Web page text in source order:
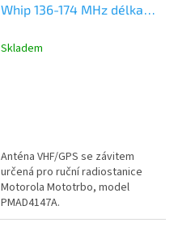
Whip 136-174 MHz délka
R5, R2
Skladem
Anténa VHF/GPS se závitem
určená pro ruční radiostanice
Motorola Mototrbo, model
PMAD4147A.